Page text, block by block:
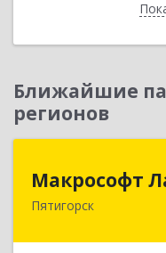
Ближайшие
регионов
Макрософт
Пятигорск
357501,